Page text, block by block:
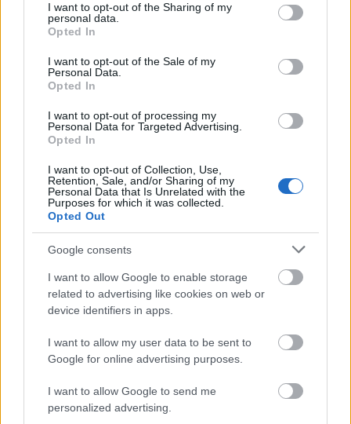
not limited to your visit or usage behaviour. You may click to
grant or deny consent to Google and its third-party tags to
use your data for below specified purposes in below Google
consent section.
I want to opt-out of the Sharing of my
personal data.
Opted In
I want to opt-out of the Sale of my
Personal Data.
Opted In
I want to opt-out of processing my
Personal Data for Targeted Advertising.
Opted In
I want to opt-out of Collection, Use,
Retention, Sale, and/or Sharing of my
Personal Data that Is Unrelated with the
Purposes for which it was collected.
Opted Out
Google consents
I want to allow Google to enable storage
related to advertising like cookies on web or
device identifiers in apps.
I want to allow my user data to be sent to
Google for online advertising purposes.
I want to allow Google to send me
personalized advertising.
Az elhatározás nem elég: ahhoz, hogy kézzelfogható
eredmények szülessenek a klímavédelem területén,
nemzetközi összefogás, jövőbe mutató ...